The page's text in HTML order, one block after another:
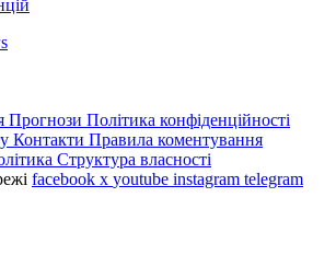
Прогнози Політика конфіденційності
Контакти Правила коментування
Структура власності
facebook x youtube instagram telegram